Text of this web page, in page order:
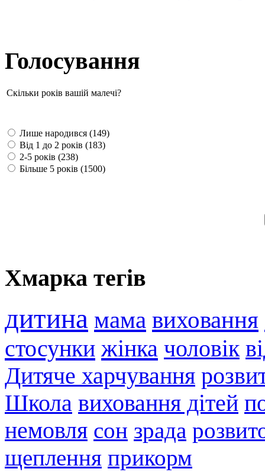
Голосування
Скільки років вашій малечі?
Лише народився (149)
Від 1 до 2 років (183)
2-5 років (238)
Більше 5 років (1500)
Хмарка тегів
дитина мама виховання
стосунки жінка чоловік
Дитяче харчування
Школа виховання дітей
немовля сон зрада
щеплення прикорм